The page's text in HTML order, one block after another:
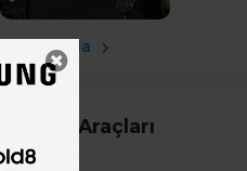
Şimdi Başla
Kariyer Araçları